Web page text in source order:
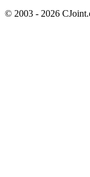
© 2003 - 2026